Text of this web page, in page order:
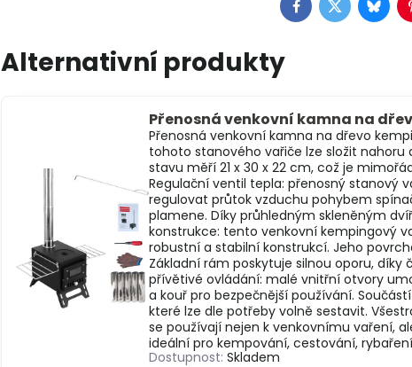
Facebook
Twitter
Alternativní produkty
Přenosná venkovní kamna na
Přenosná venkovní kamna na dřevo
tohoto stanového vařiče lze složit nahoru
stavu měří 21 x 30 x 22 cm, což je
Regulační ventil tepla: přenosný stanový
regulovat průtok vzduchu pohybem
plamene. Díky průhledným skleněným
konstrukce: tento venkovní kempingový
robustní a stabilní konstrukcí. Jeho
Základní rám poskytuje silnou oporu, díky
přívětivé ovládání: malé vnitřní otvory
a kouř pro bezpečnější používání.
které lze dle potřeby volně sestavit.
se používají nejen k venkovnímu vaření,
ideální pro kempování, cestování,
Dostupnost: Skladem